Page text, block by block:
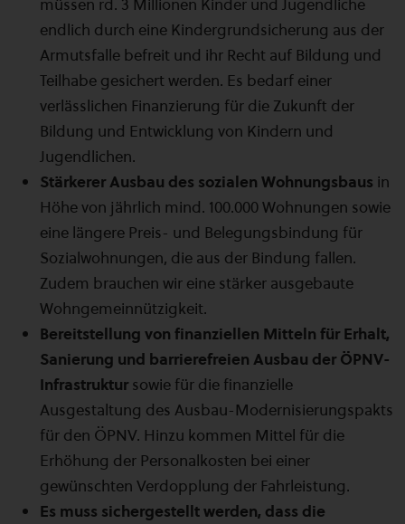
müssen rd. 3 Millionen Kinder und Jugendliche
endlich durch eine Kindergrundsicherung aus der
Armutsfalle befreit und ihr Recht auf Bildung und
Teilhabe gesichert werden. Es bedarf einer
verlässlichen Finanzierung für die Zukunft der
Bildung und Entwicklung von Kindern und
Jugendlichen.
Stärkerer Ausbau des sozialen Wohnungsbaus in
Höhe von jährlich mind. 100.000 Wohnungen sowie
eine längere Preis- und Belegungsbindung für
Sozialwohnungen, die aus der Bindung fallen.
Zudem brauchen wir eine stärker ausgebaute
Wohngemeinnützigkeit.
Bereitstellung von finanziellen Mitteln für Erhalt,
Sanierung und barrierefreien Ausbau der ÖPNV-
Infrastruktur sowie für die finanzielle
Ausgestaltung des Ausbau-Modernisierungspakts
für den ÖPNV. Hinzu kommen Mittel für die
Erhöhung der Personalkosten bei einer
gewünschten Verdopplung der Fahrleistung.
Es muss sichergestellt werden, dass die